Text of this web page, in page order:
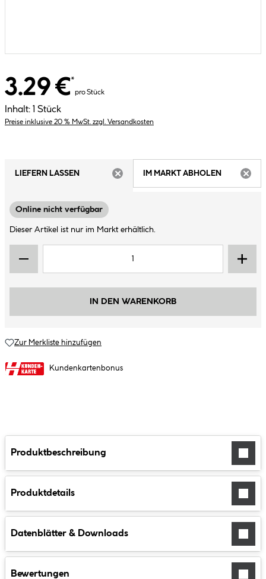
3.29 €*
pro Stück
Inhalt: 1 Stück
Preise inklusive 20 % MwSt. zzgl. Versandkosten
LIEFERN LASSEN
IM MARKT ABHOLEN
Online nicht verfügbar
Dieser Artikel ist nur im Markt erhältlich.
IN DEN WARENKORB
Zur Merkliste hinzufügen
Kundenkartenbonus
Produktbeschreibung
Produktdetails
Datenblätter & Downloads
Bewertungen